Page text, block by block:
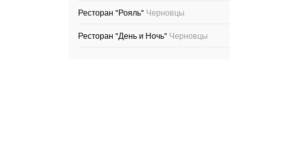
Ресторан "Рояль" Черновцы
Ресторан "День и Ночь" Черновцы